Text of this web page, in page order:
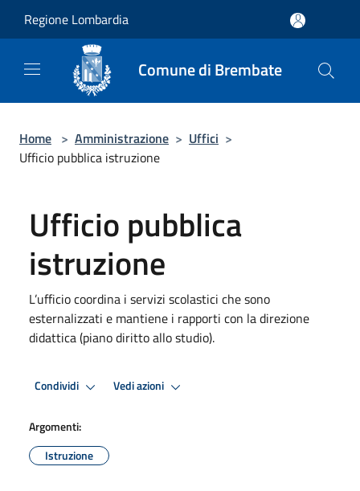
Regione Lombardia
Comune di Brembate
Home > Amministrazione > Uffici >
Ufficio pubblica istruzione
Ufficio pubblica
istruzione
L’ufficio coordina i servizi scolastici che sono
esternalizzati e mantiene i rapporti con la direzione
didattica (piano diritto allo studio).
Condividi Vedi azioni
Argomenti:
Istruzione